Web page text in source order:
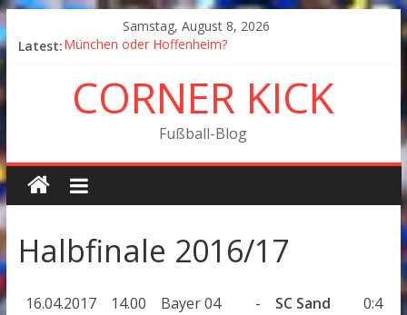
Samstag, August 8, 2026
Latest:München oder Hoffenheim?
Fußball in Coronazeiten: Blick zurück und nach vorn
Der Pokal geht nach Wolfsburg
München wird Vizemeister, Köln geht mit Jena in Liga
CORNER KICK
Fußball-Blog
Halbfinale 2016/17
16.04.2017
14.00
Bayer 04
- SC Sand 0:4